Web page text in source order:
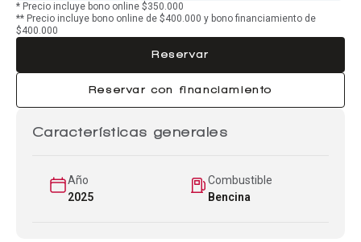
* Precio incluye bono online $350.000
** Precio incluye bono online de $400.000 y bono financiamiento de
$400.000
Reservar
Reservar con financiamiento
Características generales
Año
2025
Combustible
Bencina